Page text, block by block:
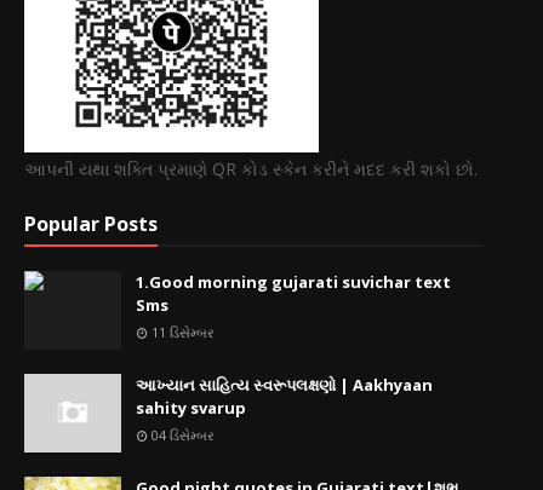
આપની યથા શક્તિ પ્રમાણે QR કોડ સ્કેન કરીને મદદ કરી શકો છો.
Popular Posts
1.Good morning gujarati suvichar text
Sms
11 ડિસેમ્બર
આખ્યાન સાહિત્ય સ્વરૂપલક્ષણો | Aakhyaan
sahity svarup
04 ડિસેમ્બર